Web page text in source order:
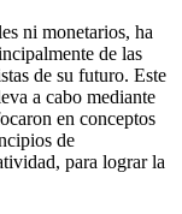
ni monetarios, ha
de las
de su futuro. Este
a cabo mediante
en conceptos
de
para lograr la